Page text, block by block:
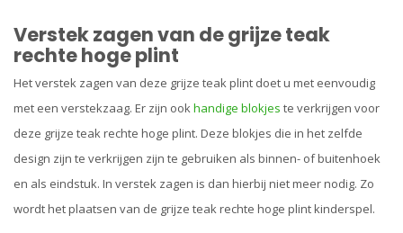
Verstek zagen van de grijze teak
rechte hoge plint
Het verstek zagen van deze grijze teak plint doet u met eenvoudig
met een verstekzaag. Er zijn ookhandige blokjes te verkrijgen voor
deze grijze teak rechte hoge plint. Deze blokjes die in het zelfde
design zijn te verkrijgen zijn te gebruiken als binnen- of buitenhoek
en als eindstuk. In verstek zagen is dan hierbij niet meer nodig. Zo
wordt het plaatsen van de grijze teak rechte hoge plint kinderspel.